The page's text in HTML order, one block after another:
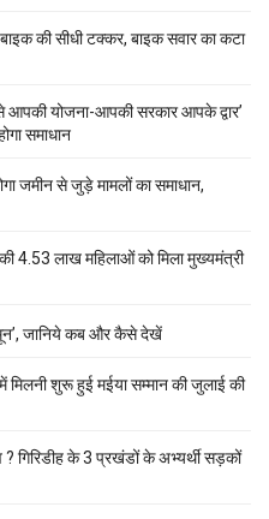
की सीधी टक्कर, बाइक सवार का कटा
आपकी योजना-आपकी सरकार आपके द्वार’
समाधान
जमीन से जुड़े मामलों का समाधान,
4.53 लाख महिलाओं को मिला मुख्यमंत्री
जानिये कब और कैसे देखें
शुरू हुई मईया सम्मान की जुलाई की
? गिरिडीह के 3 प्रखंडों के अभ्यर्थी सड़कों